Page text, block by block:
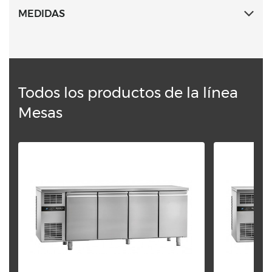
para facilitar la limpieza.
MEDIDAS
Todos los productos de la línea
Mesas